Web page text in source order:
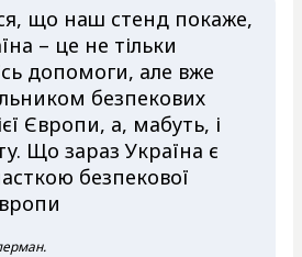
що наш стенд покаже,
– це не тільки
допомоги, але вже
безпекових
Європи, а, мабуть, і
Що зараз Україна є
безпекової